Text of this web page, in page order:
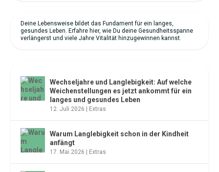
Deine Lebensweise bildet das Fundament für ein langes,
gesundes Leben. Erfahre hier, wie Du deine Gesundheitsspanne
verlängerst und viele Jahre Vitalität hinzugewinnen kannst.
Wechseljahre und Langlebigkeit: Auf welche
Weichenstellungen es jetzt ankommt für ein
langes und gesundes Leben
12. Juli 2026 Extras
Warum Langlebigkeit schon in der Kindheit
anfängt
17. Mai 2026 Extras